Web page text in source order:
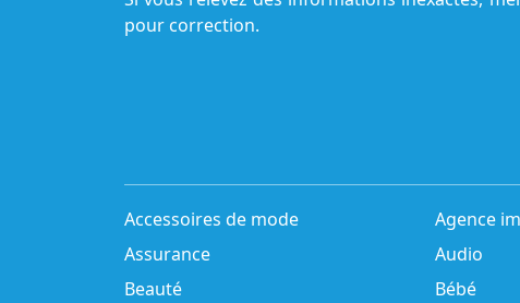
pour correction.
Accessoires de mode Agence
Assurance
Audio
Beauté
Bébé